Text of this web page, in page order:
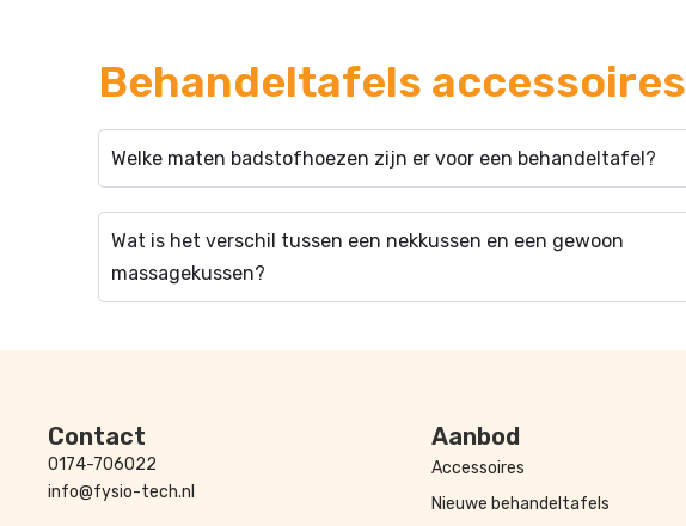
Behandeltafels accessoires
Welke maten badstofhoezen zijn er voor een behandeltafel?
Wat is het verschil tussen een nekkussen en een gewoon
massagekussen?
Contact
0174-706022
info@fysio-tech.nl
Aanbod
Accessoires
Nieuwe behandeltafels